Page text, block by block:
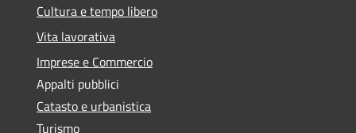
Cultura e tempo libero
Vita lavorativa
Imprese e Commercio
Appalti pubblici
Catasto e urbanistica
Turismo